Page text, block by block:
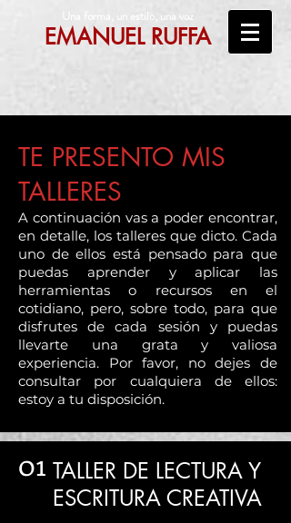
Una forma, un estilo, una voz
EMANUEL RUFFA
TE PRESENTO MIS
TALLERES
A continuación vas a poder encontrar,
en detalle, los talleres que dicto. Cada
uno de ellos está pensado para que
puedas aprender y aplicar las
herramientas o recursos en el
cotidiano, pero, sobre todo, para que
disfrutes de cada sesión y puedas
llevarte una grata y valiosa
experiencia. Por favor, no dejes de
consultar por cualquiera de ellos:
estoy a tu disposición.
01 TALLER DE LECTURA Y
ESCRITURA CREATIVA